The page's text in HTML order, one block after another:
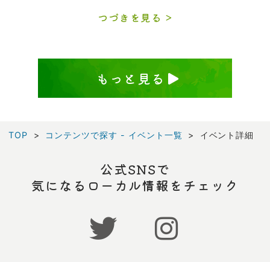
つづきを見る
もっと見る
TOP コンテンツで探す - イベント一覧 イベント詳細
公式SNSで
気になるローカル情報をチェック